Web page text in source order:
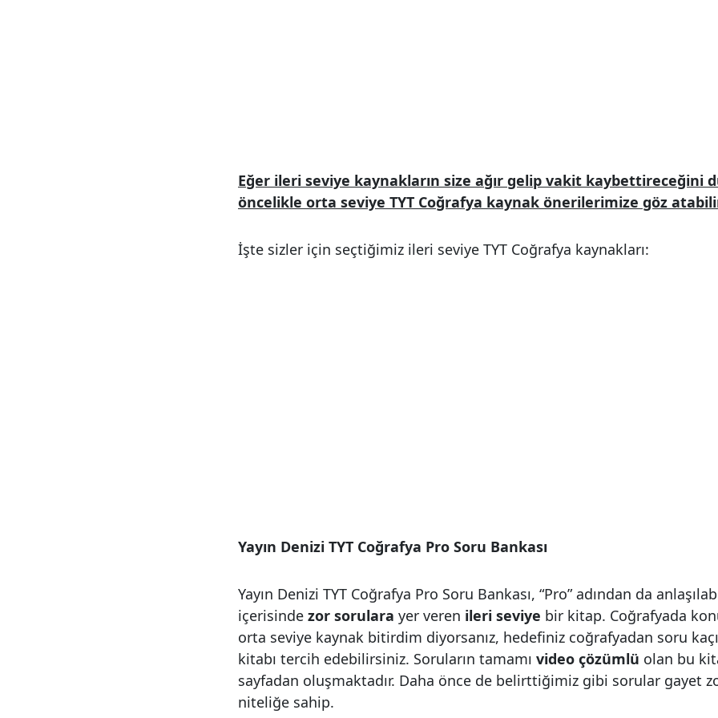
Eğer ileri seviye kaynakların size ağır gelip vakit kaybettireceğini
öncelikle orta seviye TYT Coğrafya kaynak önerilerimize göz
İşte sizler için seçtiğimiz ileri seviye TYT Coğrafya kaynakları:
Yayın Denizi TYT Coğrafya Pro Soru Bankası
Yayın Denizi TYT Coğrafya Pro Soru Bankası, “Pro” adından da
içerisinde zor sorulara yer veren ileri seviye bir kitap. Coğrafyada
orta seviye kaynak bitirdim diyorsanız, hedefiniz coğrafyadan soru
kitabı tercih edebilirsiniz. Soruların tamamı video çözümlü olan bu
sayfadan oluşmaktadır. Daha önce de belirttiğimiz gibi sorular gayet
niteliğe sahip.